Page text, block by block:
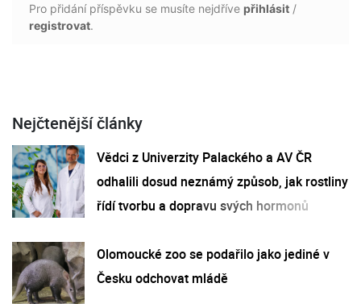
Pro přidání příspěvku se musíte nejdříve přihlásit /
registrovat.
Nejčtenější články
Vědci z Univerzity Palackého a AV ČR
odhalili dosud neznámý způsob, jak rostliny
řídí tvorbu a dopravu svých hormonů
Olomoucké zoo se podařilo jako jediné v
Česku odchovat mládě